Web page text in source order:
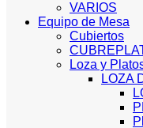
VARIOS
Equipo de Mesa
Cubiertos
Loza y
LOZA